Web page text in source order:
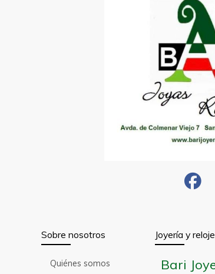
Sobre nosotros
Quiénes somos
Joyería y
Bari